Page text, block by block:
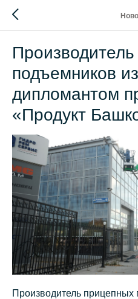
подъемников
дипломантом
«Продукт
Производитель